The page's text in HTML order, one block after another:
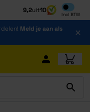
9,2uit10
Incl BTW
Inclusief
Meld je aan als